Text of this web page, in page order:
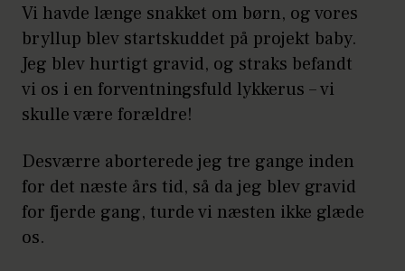
Jeg ammer stadig
selv, og send os nogle skønne billeder
af den lille nye + billede af dig selv.
Vi havde længe snakket om børn, og vores
bryllup blev startskuddet på projekt baby.
Jeg blev hurtigt gravid, og straks befandt
vi os i en forventningsfuld lykkerus – vi
skulle være forældre!
Desværre aborterede jeg tre gange inden
for det næste års tid, så da jeg blev gravid
for fjerde gang, turde vi næsten ikke glæde
os.